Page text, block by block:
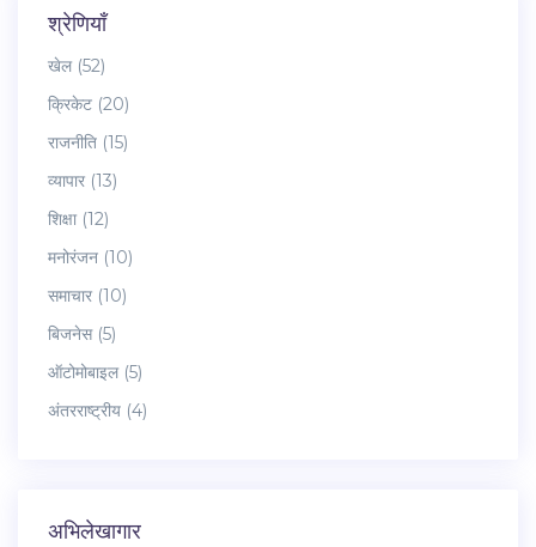
श्रेणियाँ
खेल (52)
क्रिकेट (20)
राजनीति (15)
व्यापार (13)
शिक्षा (12)
मनोरंजन (10)
समाचार (10)
बिजनेस (5)
ऑटोमोबाइल (5)
अंतरराष्ट्रीय (4)
अभिलेखागार